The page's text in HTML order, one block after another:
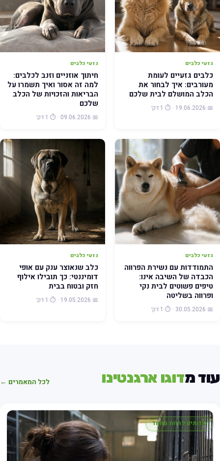
גזעי כלבים
כלבים גזעיים לעומת
מעורבים: איך לבחור את
הכלב המושלם לבית שלכם
📅 19.06.2026 · ⏱️ 1 דק׳
גזעי כלבים
חיתוך אוזניים וזנב לכלבים:
למה זה אסור ואיך תשמרו על
הבריאות והזכויות של הכלב
שלכם
📅 09.06.2026 · ⏱️ 1 דק׳
גזעי כלבים
התמודדות עם נשירת הפרווה
הכבדה של השיבה אינו:
טיפים פשוטים לבית נקי
ופרווה בשליטה
📅 30.05.2026 · ⏱️ 1 דק׳
גזעי כלבים
כלב שנאוצר ענק עם אופי
דומיננטי: כך תובילו אילוף
חזק ובטוח בבית
📅 19.05.2026 · ⏱️ 1 דק׳
מדוגו ארגנטינו לכל המאמרים ←
שרותים לחיות מחמד